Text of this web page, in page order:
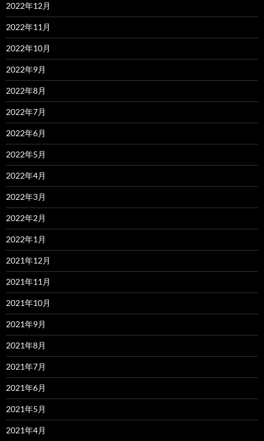
2022年12月
2022年11月
2022年10月
2022年9月
2022年8月
2022年7月
2022年6月
2022年5月
2022年4月
2022年3月
2022年2月
2022年1月
2021年12月
2021年11月
2021年10月
2021年9月
2021年8月
2021年7月
2021年6月
2021年5月
2021年4月